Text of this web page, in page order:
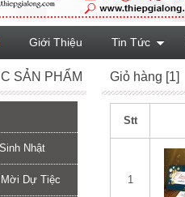
Giỏ hàng [1]
Stt
1
SẢN PHẨM
Nhật
Mời Dự Tiệc
Giới Thiệu Tin Tức